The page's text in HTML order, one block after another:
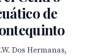
de
Dos Hermanas,